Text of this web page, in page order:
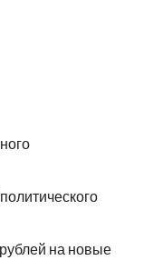
на новые